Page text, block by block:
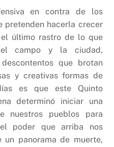
en contra de los
pretenden hacerla crecer
último rastro de lo que
campo y la ciudad,
que brotan
y creativas formas de
es que este Quinto
determinó iniciar una
nuestros pueblos para
poder que arriba nos
panorama de muerte,